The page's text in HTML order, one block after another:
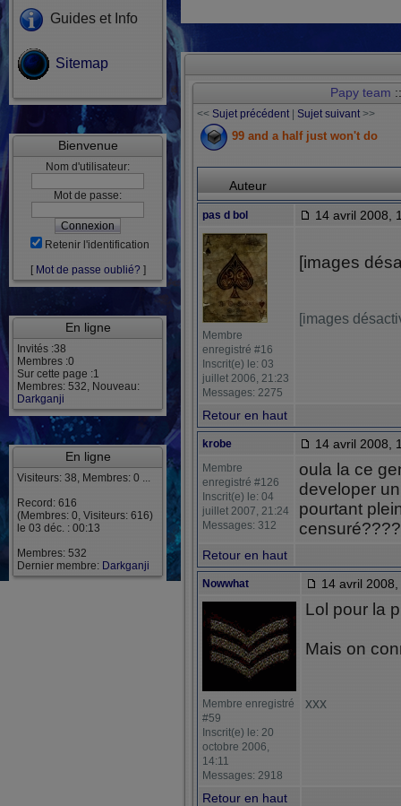
Guides et Info
Sitemap
Bienvenue
Nom d'utilisateur:
Mot de passe:
Retenir l'identification
[ Mot de passe oublié? ]
En ligne
Invités :38
Membres :0
Sur cette page :1
Membres: 532, Nouveau:
Darkganji
En ligne
Visiteurs: 38, Membres: 0 ...
Record: 616
(Membres: 0, Visiteurs: 616)
le 03 déc. : 00:13
Membres: 532
Dernier membre: Darkganji
Papy team
<< Sujet précédent| Sujet suivant>>
99 and a half just won't do
Auteur
pas d bol 14 avril 2008,
Membre
enregistré #16
Inscrit(e) le: 03
juillet 2006, 21:23
Messages: 2275
[images
[images
Retour en haut
krobe 14 avril 2008,
Membre
enregistré #126
Inscrit(e) le: 04
juillet 2007, 21:24
Messages: 312
oula la ce
developer
pourtant
censuré????
Retour en haut
Nowwhat 14 avril
Membre enregistré
#59
Inscrit(e) le: 20
octobre 2006,
14:11
Messages: 2918
Lol pour la
Mais on
xxx
Retour en haut